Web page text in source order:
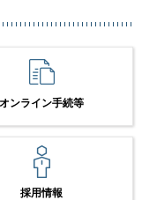
オンライン手続等
採用情報